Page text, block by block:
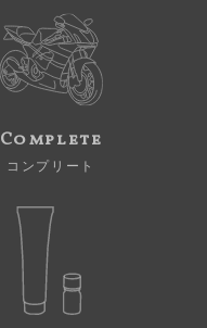
Complete
コンプリート